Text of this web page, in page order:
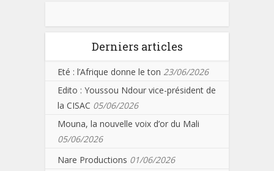
Derniers articles
Eté : l’Afrique donne le ton 23/06/2026
Edito : Youssou Ndour vice-président de
la CISAC 05/06/2026
Mouna, la nouvelle voix d’or du Mali
05/06/2026
Nare Productions 01/06/2026